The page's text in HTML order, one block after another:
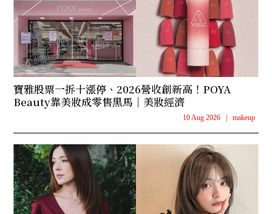
寶雅股票一拆十漲停、2026營收創新高！POYA
Beauty靠美妝成零售黑馬｜美妝經濟
10 Aug 2026 | makeup